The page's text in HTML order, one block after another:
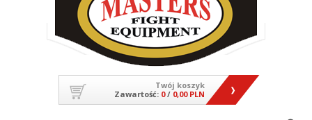
Twój koszyk
Zawartość: 0/ 0,00 PLN